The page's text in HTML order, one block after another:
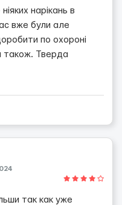
нарікань в
вже були але
по охороні
також. Тверда
так как уже